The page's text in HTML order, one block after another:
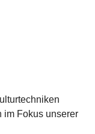
im Fokus unserer